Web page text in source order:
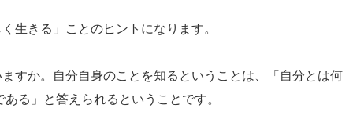
生きる」ことのヒントになります。
すか。自分自身のことを知るということは、「自分とは何
る」と答えられるということです。